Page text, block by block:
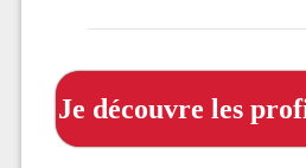
Je découvre les